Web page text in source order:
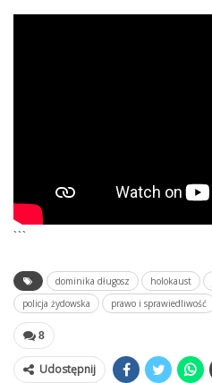
```
dominika długosz holokaust
policja żydowska
prawo i sprawiedliwość
8
Udostępnij